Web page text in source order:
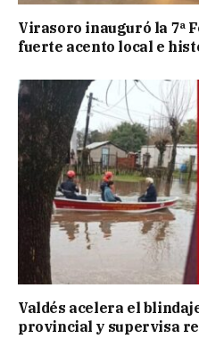
Virasoro inauguró la 7ª
fuerte acento local e
Valdés acelera el
provincial y supervisa